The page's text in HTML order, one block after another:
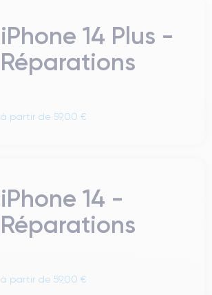
iPhone 14 Plus -
Réparations
à partir de 59,00 €
iPhone 14 -
Réparations
à partir de 59,00 €